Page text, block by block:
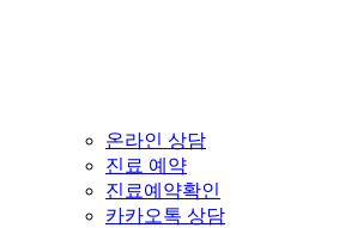
온라인 상담
진료 예약
진료예약확인
카카오톡 상담